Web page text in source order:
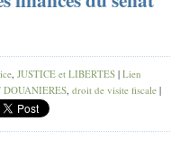
, JUSTICE et LIBERTES | Lien
DOUANIERES, droit de visite fiscale |